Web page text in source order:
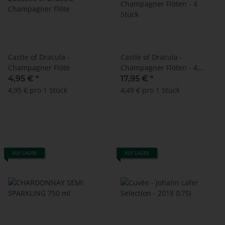
Castle of Dracula -
Champagner Flöte
4,95 € *
4,95 € pro 1 Stück
Castle of Dracula -
Champagner Flöten - 4
Stück
17,95 € *
4,49 € pro 1 Stück
AUF LAGER AUF LAGER